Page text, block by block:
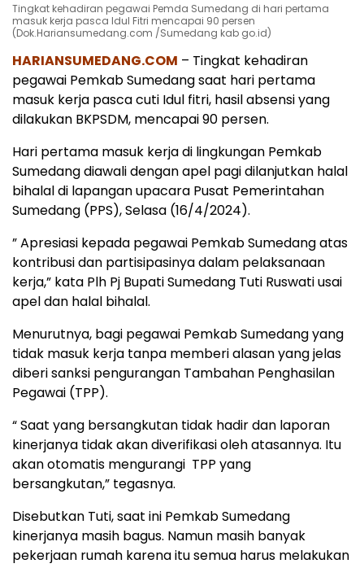
Tingkat kehadiran pegawai Pemda Sumedang di hari pertama
masuk kerja pasca Idul Fitri mencapai 90 persen
(Dok.Hariansumedang.com /Sumedang kab go.id)
HARIANSUMEDANG.COM – Tingkat kehadiran
pegawai Pemkab Sumedang saat hari pertama
masuk kerja pasca cuti Idul fitri, hasil absensi yang
dilakukan BKPSDM, mencapai 90 persen.
Hari pertama masuk kerja di lingkungan Pemkab
Sumedang diawali dengan apel pagi dilanjutkan halal
bihalal di lapangan upacara Pusat Pemerintahan
Sumedang (PPS), Selasa (16/4/2024).
” Apresiasi kepada pegawai Pemkab Sumedang atas
kontribusi dan partisipasinya dalam pelaksanaan
kerja,” kata Plh Pj Bupati Sumedang Tuti Ruswati usai
apel dan halal bihalal.
Menurutnya, bagi pegawai Pemkab Sumedang yang
tidak masuk kerja tanpa memberi alasan yang jelas
diberi sanksi pengurangan Tambahan Penghasilan
Pegawai (TPP).
“ Saat yang bersangkutan tidak hadir dan laporan
kinerjanya tidak akan diverifikasi oleh atasannya. Itu
akan otomatis mengurangi TPP yang
bersangkutan,” tegasnya.
Disebutkan Tuti, saat ini Pemkab Sumedang
kinerjanya masih bagus. Namun masih banyak
pekerjaan rumah karena itu semua harus melakukan